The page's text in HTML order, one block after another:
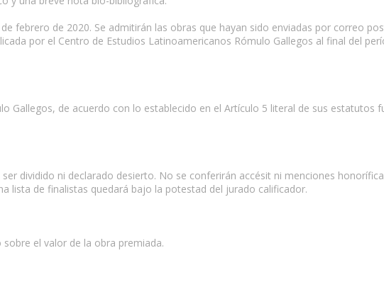
febrero de 2020. Se admitirán las obras que hayan sido enviadas por correo
por el Centro de Estudios Latinoamericanos Rómulo Gallegos al final del
Gallegos, de acuerdo con lo establecido en el Artículo 5 literal de sus estatutos
dividido ni declarado desierto. No se conferirán accésit ni menciones
lista de finalistas quedará bajo la potestad del jurado calificador.
el valor de la obra premiada.